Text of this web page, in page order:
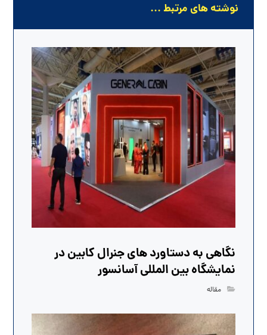
نوشته های مرتبط ...
نگاهی به دستاورد های جنرال کابین در
نمایشگاه بین المللی آسانسور
مقاله